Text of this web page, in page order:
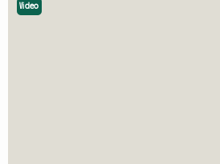
Video